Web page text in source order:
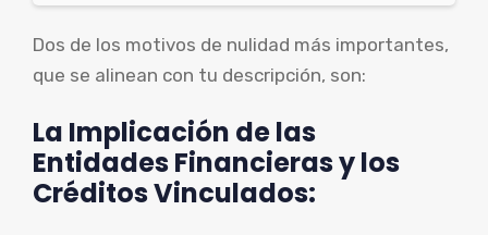
Dos de los motivos de nulidad más importantes,
que se alinean con tu descripción, son:
La Implicación de las
Entidades Financieras y los
Créditos Vinculados: